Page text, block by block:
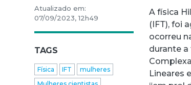
A física
(IFT), foi
ocorreu
durante
Lineares
Atualizado em:
07/09/2023, 12h49
TAGS
Física IFT
mulheres